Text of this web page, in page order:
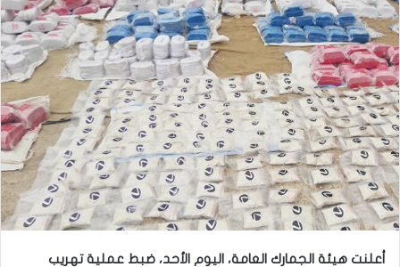
أعلنت هيئة الجمارك العامة، اليوم الأحد، ضبط عملية تهريب